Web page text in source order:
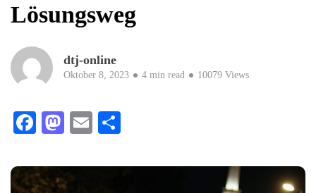
Lösungsweg
dtj-online
Oktober 8, 2023 4 min read 10079 Views
Facebook
Mastodon
Email